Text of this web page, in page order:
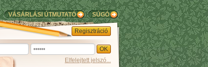
SÚGÓ
VÁSÁRLÁSI ÚTMUTATÓ
Regisztráció
Elfelejtett jelszó...